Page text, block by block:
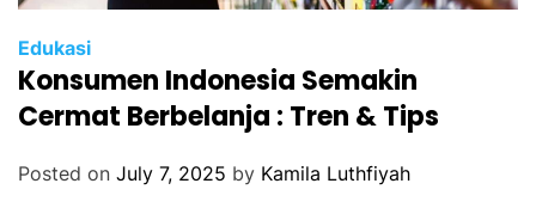
Edukasi
Konsumen Indonesia Semakin
Cermat Berbelanja : Tren & Tips
Posted on July 7, 2025 by Kamila Luthfiyah